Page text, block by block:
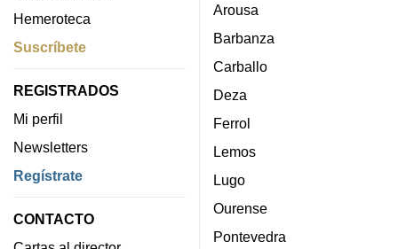
Hemeroteca
Suscríbete
REGISTRADOS
Mi perfil
Newsletters
Regístrate
CONTACTO
Arousa
Barbanza
Carballo
Deza
Ferrol
Lemos
Lugo
Ourense
Pontevedra